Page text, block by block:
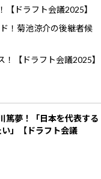
ドラフト会議2025】
！菊池涼介の後継者候
【ドラフト会議2025】
篤夢！「日本を代表する
」【ドラフト会議